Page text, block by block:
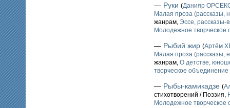
— Руки (Данияр
Малая проза (рассказы,
жанрам, Эссе,
Молодежное творческое
— Рыбий жир (Артём
Малая проза (рассказы,
жанрам, О детстве,
творческое объединение
— Рыбы-камикадзе (
стихотворений / Поэзия,
Молодежное творческое